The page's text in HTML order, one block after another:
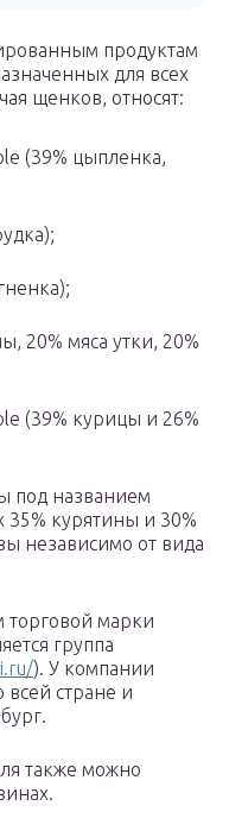
продуктам
для всех
щенков, относят:
(39% цыпленка,
20% мяса утки, 20%
(39% курицы и 26%
под названием
35% курятины и 30%
независимо от вида
марки
группа
). У компании
всей стране и
также можно